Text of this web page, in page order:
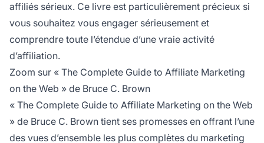
affiliés sérieux. Ce livre est particulièrement précieux si
vous souhaitez vous engager sérieusement et
comprendre toute l’étendue d’une vraie activité
d’affiliation.
Zoom sur « The Complete Guide to Affiliate Marketing
on the Web » de Bruce C. Brown
« The Complete Guide to Affiliate Marketing on the Web
» de Bruce C. Brown tient ses promesses en offrant l’une
des vues d’ensemble les plus complètes du marketing